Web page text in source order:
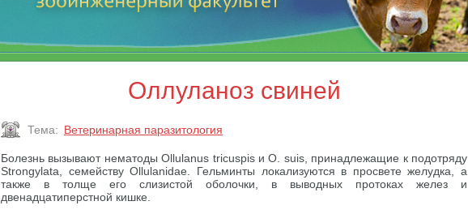
Оллуланоз свиней
Тема: Ветеринарная паразитология
Болезнь вызывают нематоды Ollulanus tricuspis и О. suis, принадлежащие к подотряду
Strongylata, семейству Ollulanidae. Гельминты локализуются в просвете желудка, а
также в толще его слизистой оболочки, в выводных протоках желез и
двенадцатиперстной кишке.